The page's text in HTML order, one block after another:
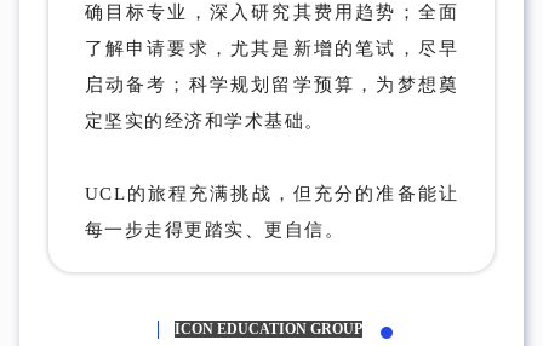
确目标专业，深入研究其费用趋势；全面
了解申请要求，尤其是新增的笔试，尽早
启动备考；科学规划留学预算，为梦想奠
定坚实的经济和学术基础。
UCL的旅程充满挑战，但充分的准备能让
每一步走得更踏实、更自信。
ICON EDUCATION GROUP